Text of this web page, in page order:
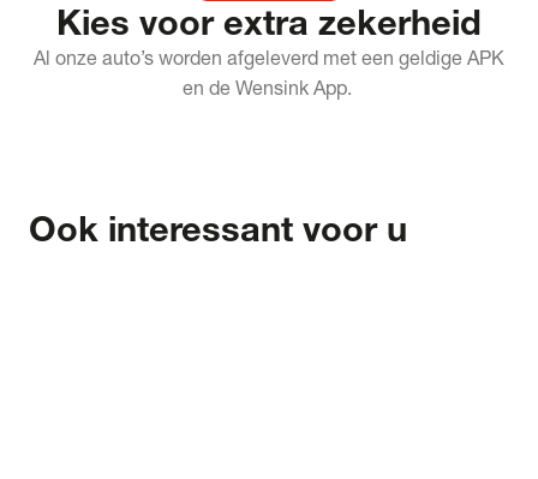
Kies voor extra zekerheid
Al onze auto’s worden afgeleverd met een geldige APK
en de Wensink App.
Ook interessant voor u